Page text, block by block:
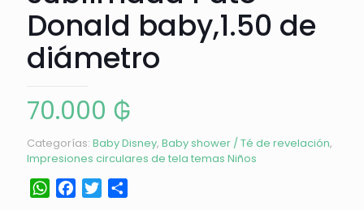
Donald baby,1.50 de
diámetro
70.000 ₲
Categorías: Baby Disney, Baby shower / Té de revelación,
Impresiones circulares de tela temas Niños
WhatsApp
Facebook
Twitter